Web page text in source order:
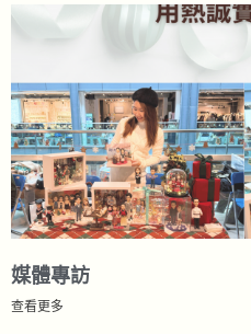
媒體專訪
查看更多